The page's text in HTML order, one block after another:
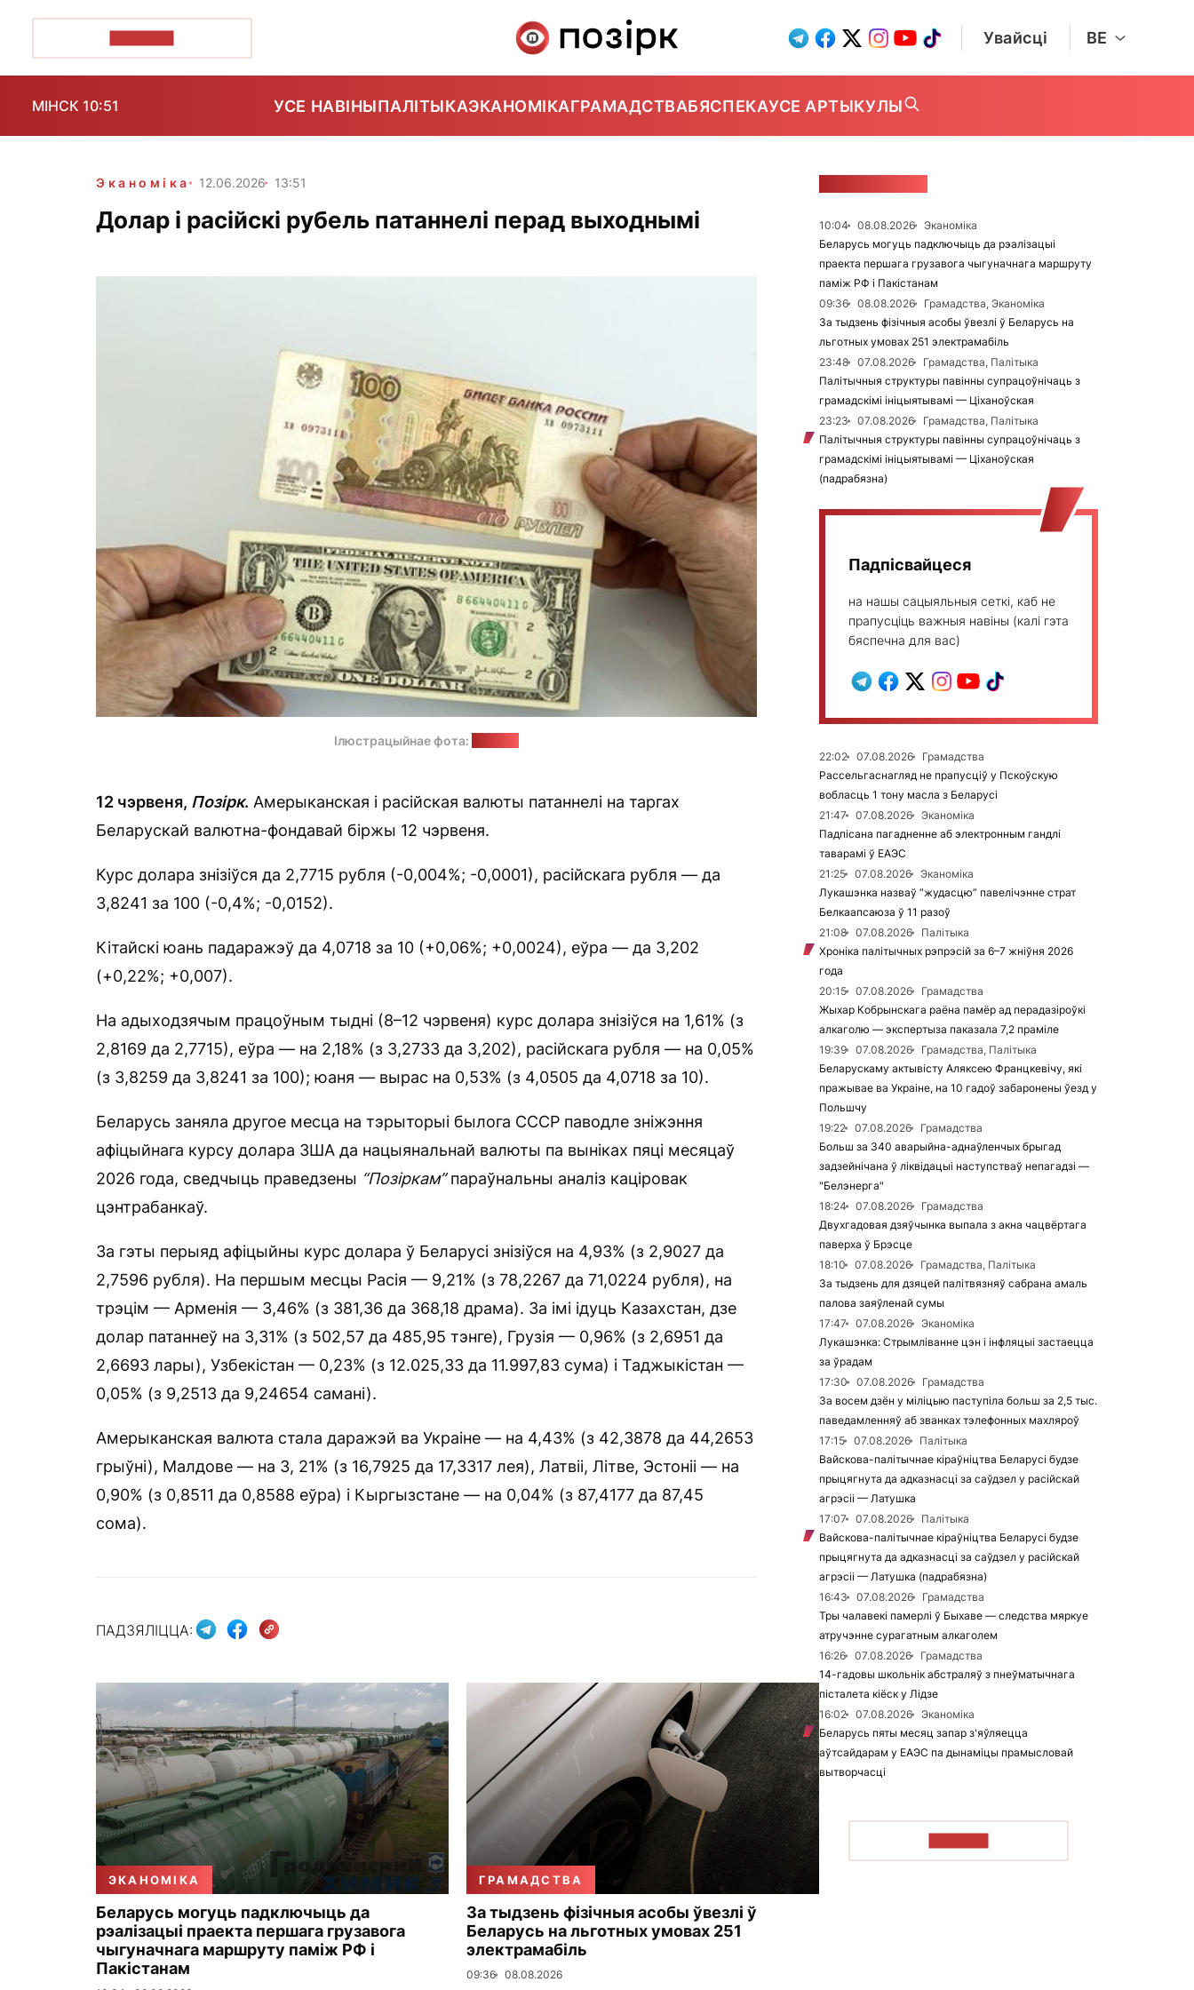
Увайсці BE
МІНСК 10:51 УСЕ НАВІНЫПАЛІТЫКАЭКАНОМІКАГРАМАДСТВАБЯСПЕКАУСЕ АРТЫКУЛЫ
Эканоміка 12.06.2026 13:51
Долар і расійскі рубель патаннелі перад выходнымі
Ілюстрацыйнае фота:
12 чэрвеня, Позірк. Амерыканская і расійская валюты патаннелі на таргах
Беларускай валютна-фондавай біржы 12 чэрвеня.
Курс долара знізіўся да 2,7715 рубля (-0,004%; -0,0001), расійскага рубля — да
3,8241 за 100 (-0,4%; -0,0152).
Кітайскі юань падаражэў да 4,0718 за 10 (+0,06%; +0,0024), еўра — да 3,202
(+0,22%; +0,007).
На адыходзячым працоўным тыдні (8–12 чэрвеня) курс долара знізіўся на 1,61% (з
2,8169 да 2,7715), еўра — на 2,18% (з 3,2733 да 3,202), расійскага рубля — на 0,05%
(з 3,8259 да 3,8241 за 100); юаня — вырас на 0,53% (з 4,0505 да 4,0718 за 10).
Беларусь заняла другое месца на тэрыторыі былога СССР паводле зніжэння
афіцыйнага курсу долара ЗША да нацыянальнай валюты па выніках пяці месяцаў
2026 года, сведчыць праведзены “Позіркам”параўнальны аналіз каціровак
цэнтрабанкаў.
За гэты перыяд афіцыйны курс долара ў Беларусі знізіўся на 4,93% (з 2,9027 да
2,7596 рубля). На першым месцы Расія — 9,21% (з 78,2267 да 71,0224 рубля), на
трэцім — Арменія — 3,46% (з 381,36 да 368,18 драма). За імі ідуць Казахстан, дзе
долар патаннеў на 3,31% (з 502,57 да 485,95 тэнге), Грузія — 0,96% (з 2,6951 да
2,6693 лары), Узбекістан — 0,23% (з 12.025,33 да 11.997,83 сума) і Таджыкістан —
0,05% (з 9,2513 да 9,24654 самані).
Амерыканская валюта стала даражэй ва Украіне — на 4,43% (з 42,3878 да 44,2653
грыўні), Малдове — на 3, 21% (з 16,7925 да 17,3317 лея), Латвіі, Літве, Эстоніі — на
0,90% (з 0,8511 да 0,8588 еўра) і Кыргызстане — на 0,04% (з 87,4177 да 87,45
сома).
ПАДЗЯЛІЦЦА:
ЭКАНОМІКА
Беларусь могуць падключыць да
рэалізацыі праекта першага грузавога
чыгуначнага маршруту паміж РФ і
Пакістанам
ГРАМАДСТВА
За тыдзень фізічныя асобы ўвезлі ў
Беларусь на льготных умовах 251
электрамабіль
09:36 08.08.2026
10:04 08.08.2026
Эканоміка
Беларусь могуць падключыць да рэалізацыі
праекта першага грузавога чыгуначнага маршруту
паміж РФ і Пакістанам
09:36
08.08.2026
Грамадства, Эканоміка
За тыдзень фізічныя асобы ўвезлі ў Беларусь на
льготных умовах 251 электрамабіль
23:48
07.08.2026
Грамадства, Палітыка
Палітычныя структуры павінны супрацоўнічаць з
грамадскімі ініцыятывамі — Ціханоўская
23:23
07.08.2026
Грамадства, Палітыка
Палітычныя структуры павінны супрацоўнічаць з
грамадскімі ініцыятывамі — Ціханоўская
(падрабязна)
Падпісвайцеся
на нашы сацыяльныя сеткі, каб не
прапусціць важныя навіны (калі гэта
бяспечна для вас)
22:02 07.08.2026
Грамадства
Рассельгаснагляд не прапусціў у Пскоўскую
вобласць 1 тону масла з Беларусі
21:47
07.08.2026
Эканоміка
Падпісана пагадненне аб электронным гандлі
таварамі ў ЕАЭС
21:25
07.08.2026
Эканоміка
Лукашэнка назваў “жудасцю” павелічэнне страт
Белкаапсаюза ў 11 разоў
21:08
07.08.2026
Палітыка
Хроніка палітычных рэпрэсій за 6–7 жніўня 2026
года
20:15
07.08.2026
Грамадства
Жыхар Кобрынскага раёна памёр ад перадазіроўкі
алкаголю — экспертыза паказала 7,2 праміле
19:39
07.08.2026
Грамадства, Палітыка
Беларускаму актывісту Аляксею Францкевічу, які
пражывае ва Украіне, на 10 гадоў забаронены ўезд у
Польшчу
19:22
07.08.2026
Грамадства
Больш за 340 аварыйна-аднаўленчых брыгад
задзейнічана ў ліквідацыі наступстваў непагадзі —
"Белэнерга"
18:24
07.08.2026
Грамадства
Двухгадовая дзяўчынка выпала з акна чацвёртага
паверха ў Брэсце
18:10
07.08.2026
Грамадства, Палітыка
За тыдзень для дзяцей палітвязняў сабрана амаль
палова заяўленай сумы
17:47
07.08.2026
Эканоміка
Лукашэнка: Стрымліванне цэн і інфляцыі застаецца
за ўрадам
17:30
07.08.2026
Грамадства
За восем дзён у міліцыю паступіла больш за 2,5 тыс.
паведамленняў аб званках тэлефонных махляроў
17:15
07.08.2026
Палітыка
Вайскова-палітычнае кіраўніцтва Беларусі будзе
прыцягнута да адказнасці за саўдзел у расійскай
агрэсіі — Латушка
17:07
07.08.2026
Палітыка
Вайскова-палітычнае кіраўніцтва Беларусі будзе
прыцягнута да адказнасці за саўдзел у расійскай
агрэсіі — Латушка (падрабязна)
16:43
07.08.2026
Грамадства
Тры чалавекі памерлі ў Быхаве — следства мяркуе
атручэнне сурагатным алкаголем
16:26
07.08.2026
Грамадства
14-гадовы школьнік абстраляў з пнеўматычнага
пісталета кіёск у Лідзе
16:02
07.08.2026
Эканоміка
Беларусь пяты месяц запар з'яўляецца
аўтсайдарам у ЕАЭС па дынаміцы прамысловай
вытворчасці